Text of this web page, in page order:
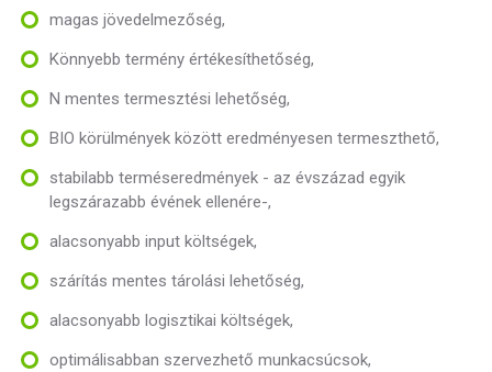
magas jövedelmezőség,
Könnyebb termény értékesíthetőség,
N mentes termesztési lehetőség,
BIO körülmények között eredményesen termeszthető,
stabilabb terméseredmények - az évszázad egyik
legszárazabb évének ellenére-,
alacsonyabb input költségek,
szárítás mentes tárolási lehetőség,
alacsonyabb logisztikai költségek,
optimálisabban szervezhető munkacsúcsok,